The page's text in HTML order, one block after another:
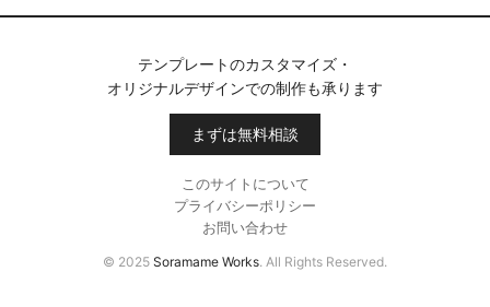
テンプレートのカスタマイズ・
オリジナルデザインでの制作も承ります
まずは無料相談
このサイトについて
プライバシーポリシー
お問い合わせ
© 2025 Soramame Works. All Rights Reserved.